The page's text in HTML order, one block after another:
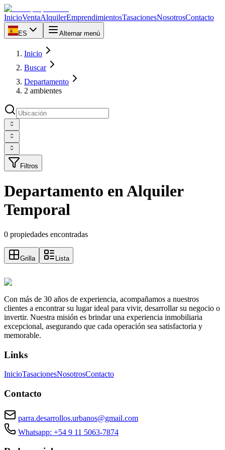
InicioVentaAlquilerEmprendimientosTasacionesNosotrosContacto
ES Alternar menú
Inicio
Buscar
Departamento
2 ambientes
Filtros
Departamento en Alquiler
Temporal
0 propiedades encontradas
Grilla Lista
Con más de 30 años de experiencia, acompañamos a nuestros
clientes a encontrar su lugar ideal para vivir, desarrollar su negocio o
invertir. Nuestra misión es brindar una experiencia inmobiliaria
excepcional, asegurando que cada operación sea satisfactoria y
memorable.
Links
InicioTasacionesNosotrosContacto
Contacto
parra.desarrollos.urbanos@gmail.com
Whatsapp: +54 9 11 5063-7874